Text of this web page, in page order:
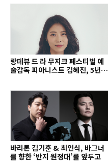
랑데뷰 드 라 무지크 페스티벌 예
술감독 피아니스트 김혜진, 5년간
바리톤 김기훈 & 최인식, 바그너
를 향한 ‘반지 원정대’를 앞두고